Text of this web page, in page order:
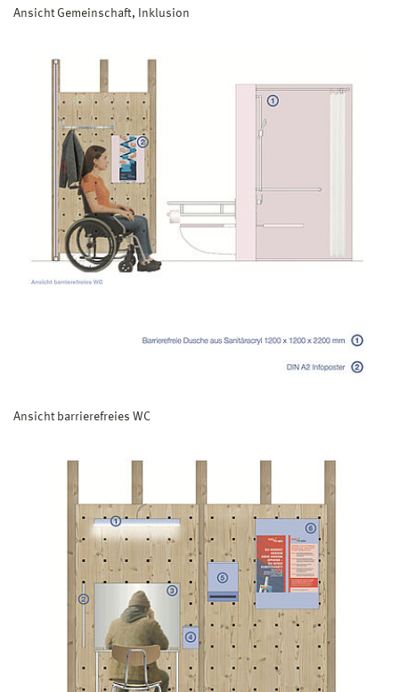
Ansicht Gemeinschaft, Inklusion
Ansicht barrierefreies WC